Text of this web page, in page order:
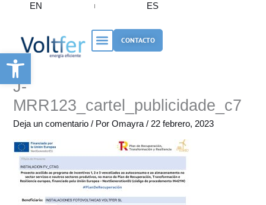
Abrir barra de herramientas
contenido
EN ES
CONTACTO
J-
MRR123_cartel_publicidade_c7
Deja un comentario / PorOmayra/22 febrero, 2023